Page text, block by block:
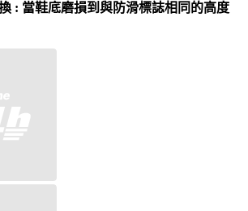
: 當鞋底磨損到與防滑標誌相同的高度